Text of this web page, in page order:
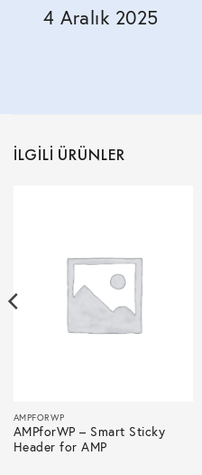
4 Aralık 2025
İLGILI ÜRÜNLER
AMPFORWP
AMPforWP – Smart Sticky
Header for AMP